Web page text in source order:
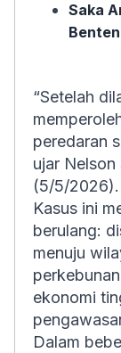
Saka
“Setelah
peredaran
ujar
(5/5/2026).
Kasus ini
berulang:
menuju
ekonomi
Dalam